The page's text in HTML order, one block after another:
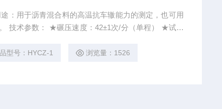
：用于沥青混合料的高温抗车辙能力的测定，也可用
验
型号：HYCZ-1 浏览量：1526